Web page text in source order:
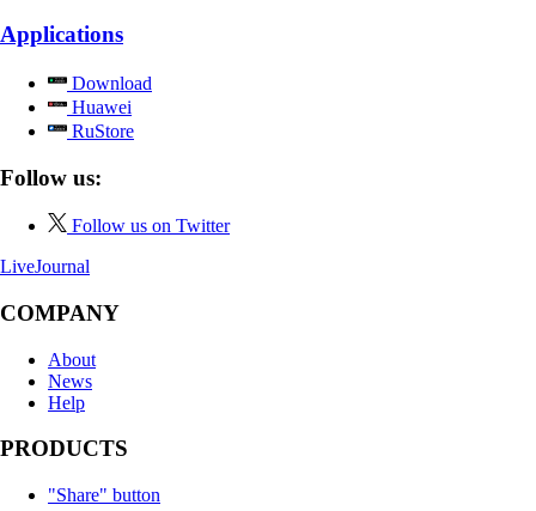
Applications
Download
Huawei
RuStore
Follow us:
Follow us on Twitter
LiveJournal
COMPANY
About
News
Help
PRODUCTS
"Share" button